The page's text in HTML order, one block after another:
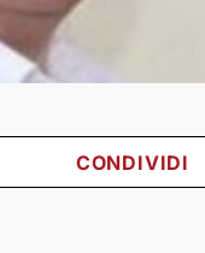
CONDIVIDI